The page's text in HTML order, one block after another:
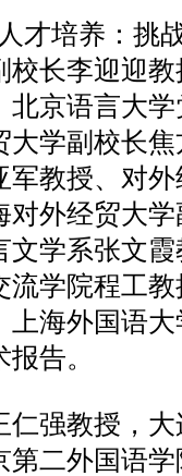
才培养：挑
校长李迎迎
北京语言大
大学副校长
军教授、对
外经贸大
学系张文
学院程工
海外国语
告。
仁强教授，
二外国语